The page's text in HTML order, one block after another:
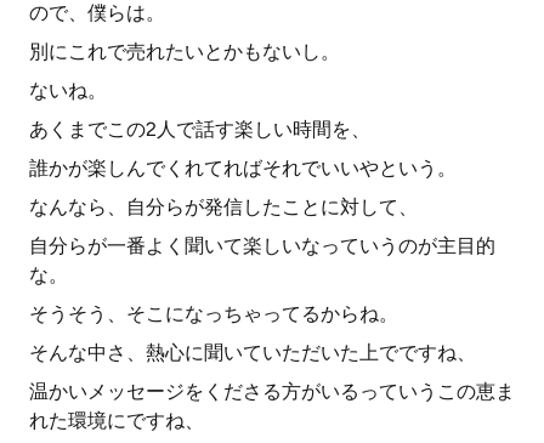
ので、僕らは。
別にこれで売れたいとかもないし。
ないね。
あくまでこの2人で話す楽しい時間を、
誰かが楽しんでくれてればそれでいいやという。
なんなら、自分らが発信したことに対して、
自分らが一番よく聞いて楽しいなっていうのが主目的
な。
そうそう、そこになっちゃってるからね。
そんな中さ、熱心に聞いていただいた上でですね、
温かいメッセージをくださる方がいるっていうこの恵ま
れた環境にですね、